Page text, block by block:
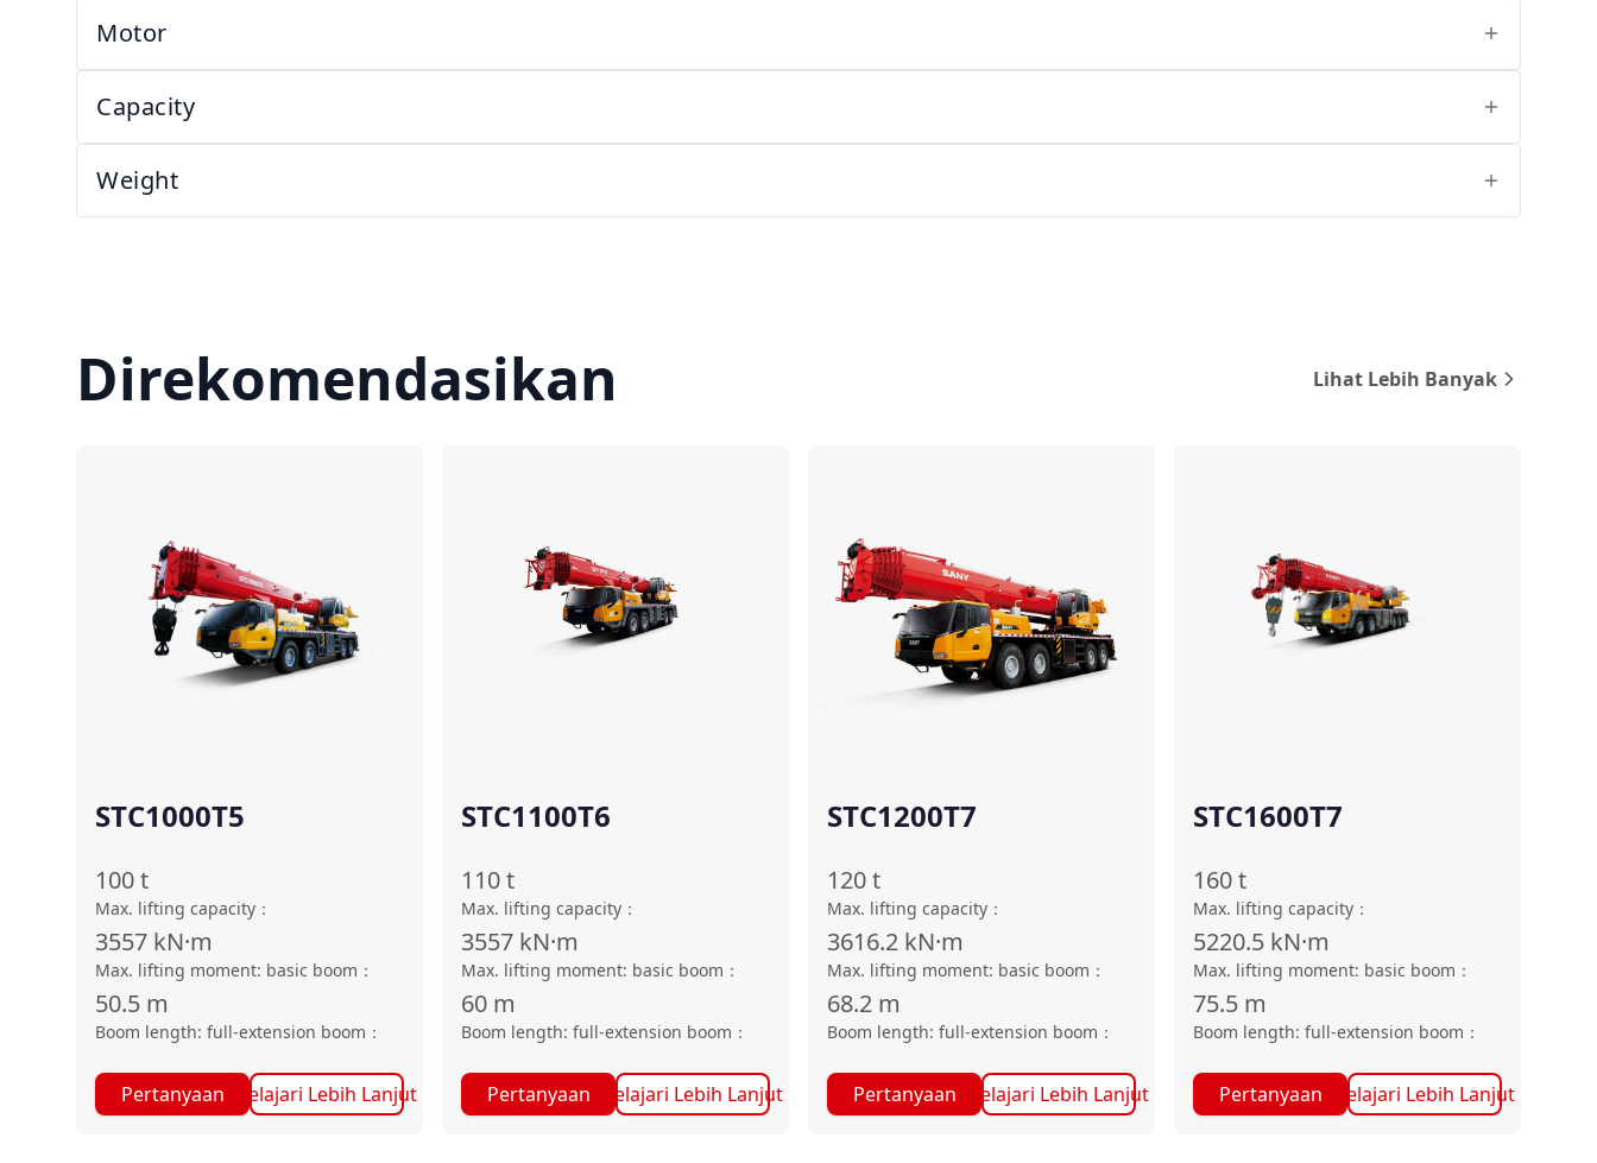
Motor
Capacity
Weight
Direkomendasikan Lihat Lebih Banyak
STC1000T5
100t
Max. lifting capacity ：
3557 kN·m
Max. lifting moment: basic boom ：
50.5 m
Boom length: full-extension boom ：
Pertanyaan Pelajari Lebih Lanjut
STC1100T6
110t
Max. lifting capacity ：
3557 kN·m
Max. lifting moment: basic boom ：
60 m
Boom length: full-extension boom ：
Pertanyaan Pelajari Lebih Lanjut
STC1200T7
120t
Max. lifting capacity ：
3616.2 kN·m
Max. lifting moment: basic boom ：
68.2 m
Boom length: full-extension boom ：
Pertanyaan Pelajari Lebih Lanjut
STC1600T7
160t
Max. lifting capacity ：
5220.5 kN·m
Max. lifting moment: basic boom ：
75.5 m
Boom length: full-extension boom ：
Pertanyaan Pelajari Lebih Lanjut